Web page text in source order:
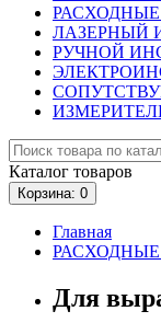
ЛАЗЕРНЫЙ
РУЧНОЙ
Каталог товаров
Корзина: 0
Главная
Для